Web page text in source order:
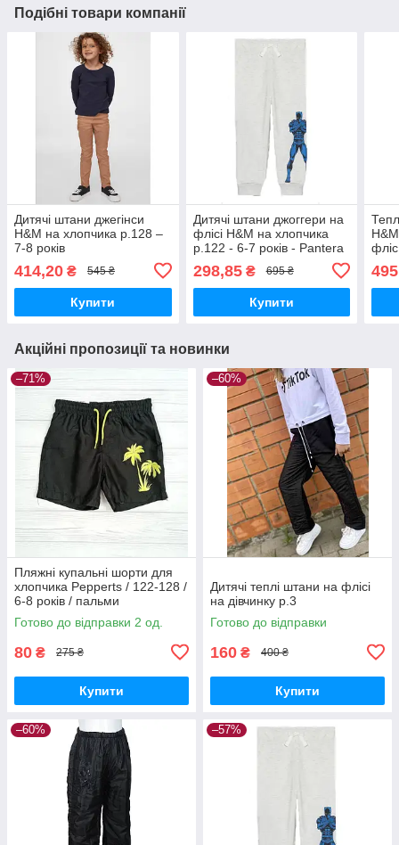
Подібні товари компанії
Дитячі штани джегінси
H&M на хлопчика р.128 –
7-8 років
414,20 ₴ 545 ₴
Купити
Дитячі штани джоггери на
флісі H&M на хлопчика
р.122 - 6-7 років - Pantera
298,85₴ 695 ₴
Купити
495
Акційні пропозиції та новинки
–71%
Пляжні купальні шорти для
хлопчика Pepperts / 122-128 /
6-8 років / пальми
Готово до відправки 2 од.
80 ₴ 275 ₴
Купити
–60%
Дитячі теплі штани на флісі
на дівчинку р.3
Готово до відправки
160 ₴ 400 ₴
Купити
–60% –57%